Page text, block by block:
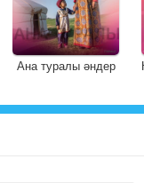
Ана туралы әндер